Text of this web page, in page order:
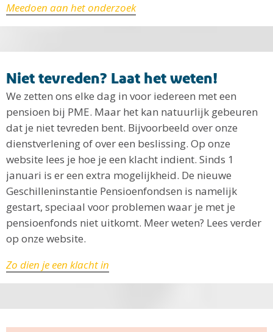
Meedoen aan het onderzoek
Niet tevreden? Laat het weten!
We zetten ons elke dag in voor iedereen met een
pensioen bij PME. Maar het kan natuurlijk gebeuren
dat je niet tevreden bent. Bijvoorbeeld over onze
dienstverlening of over een beslissing. Op onze
website lees je hoe je een klacht indient. Sinds 1
januari is er een extra mogelijkheid. De nieuwe
Geschilleninstantie Pensioenfondsen is namelijk
gestart, speciaal voor problemen waar je met je
pensioenfonds niet uitkomt. Meer weten? Lees verder
op onze website.
Zo dien je een klacht in